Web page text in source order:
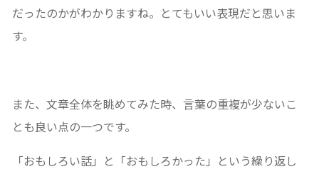
だったのかがわかりますね。とてもいい表現だと思いま
す。
また、文章全体を眺めてみた時、言葉の重複が少ないこ
とも良い点の一つです。
「おもしろい話」と「おもしろかった」という繰り返し